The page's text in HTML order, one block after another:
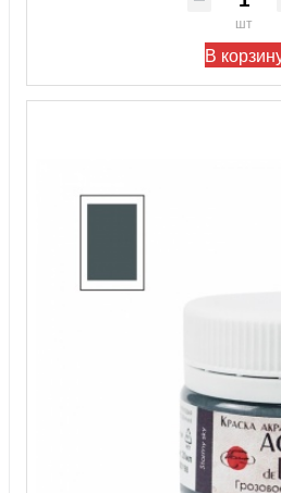
шт
В